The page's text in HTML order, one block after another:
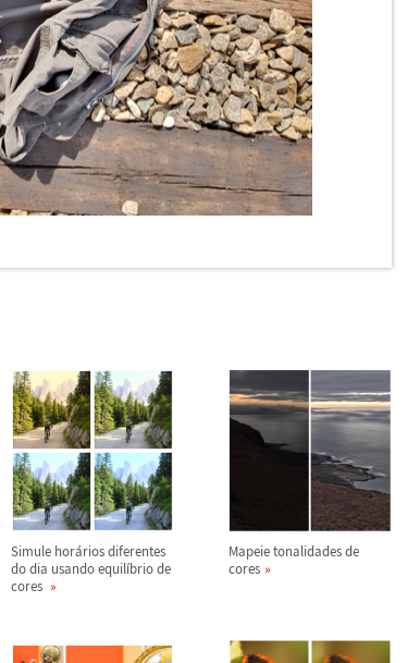
Simule horários diferentes
do dia usando equilíbrio de
cores
Mapeie tonalidades de
cores